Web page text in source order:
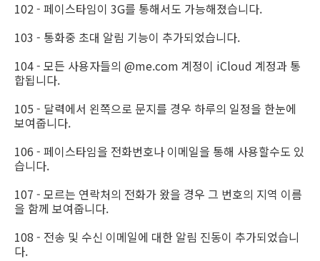
102 - 페이스타임이 3G를 통해서도 가능해졌습니다.
103 - 통화중 초대 알림 기능이 추가되었습니다.
104 - 모든 사용자들의 @me.com 계정이 iCloud 계정과 통
합됩니다.
105 - 달력에서 왼쪽으로 문지를 경우 하루의 일정을 한눈에
보여줍니다.
106 - 페이스타임을 전화번호나 이메일을 통해 사용할수도 있
습니다.
107 - 모르는 연락처의 전화가 왔을 경우 그 번호의 지역 이름
을 함께 보여줍니다.
108 - 전송 및 수신 이메일에 대한 알림 진동이 추가되었습니
다.